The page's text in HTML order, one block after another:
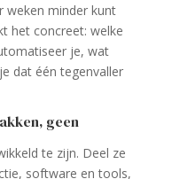
weken minder kunt
het concreet: welke
je, wat
dat één tegenvaller
geen
te zijn. Deel ze
software en tools,